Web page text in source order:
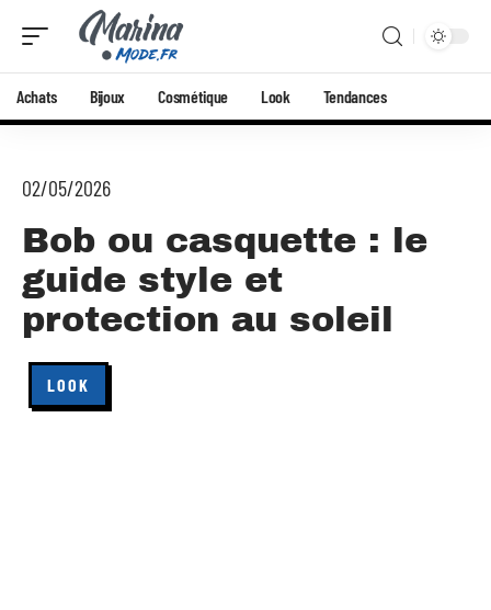
Achats Bijoux Cosmétique Look Tendances
02/05/2026
Bob ou casquette : le
guide style et
protection au soleil
LOOK